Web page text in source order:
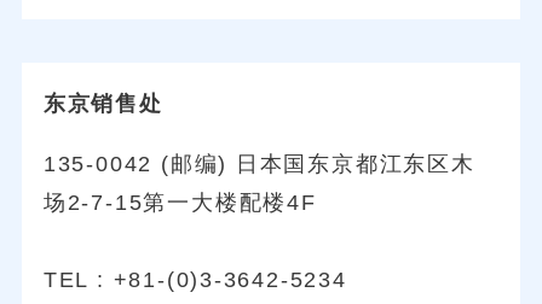
东京销售处
135-0042 (邮编) 日本国东京都江东区木
场2-7-15第一大楼配楼4F
TEL : +81-(0)3-3642-5234